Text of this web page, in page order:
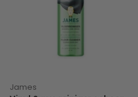
James